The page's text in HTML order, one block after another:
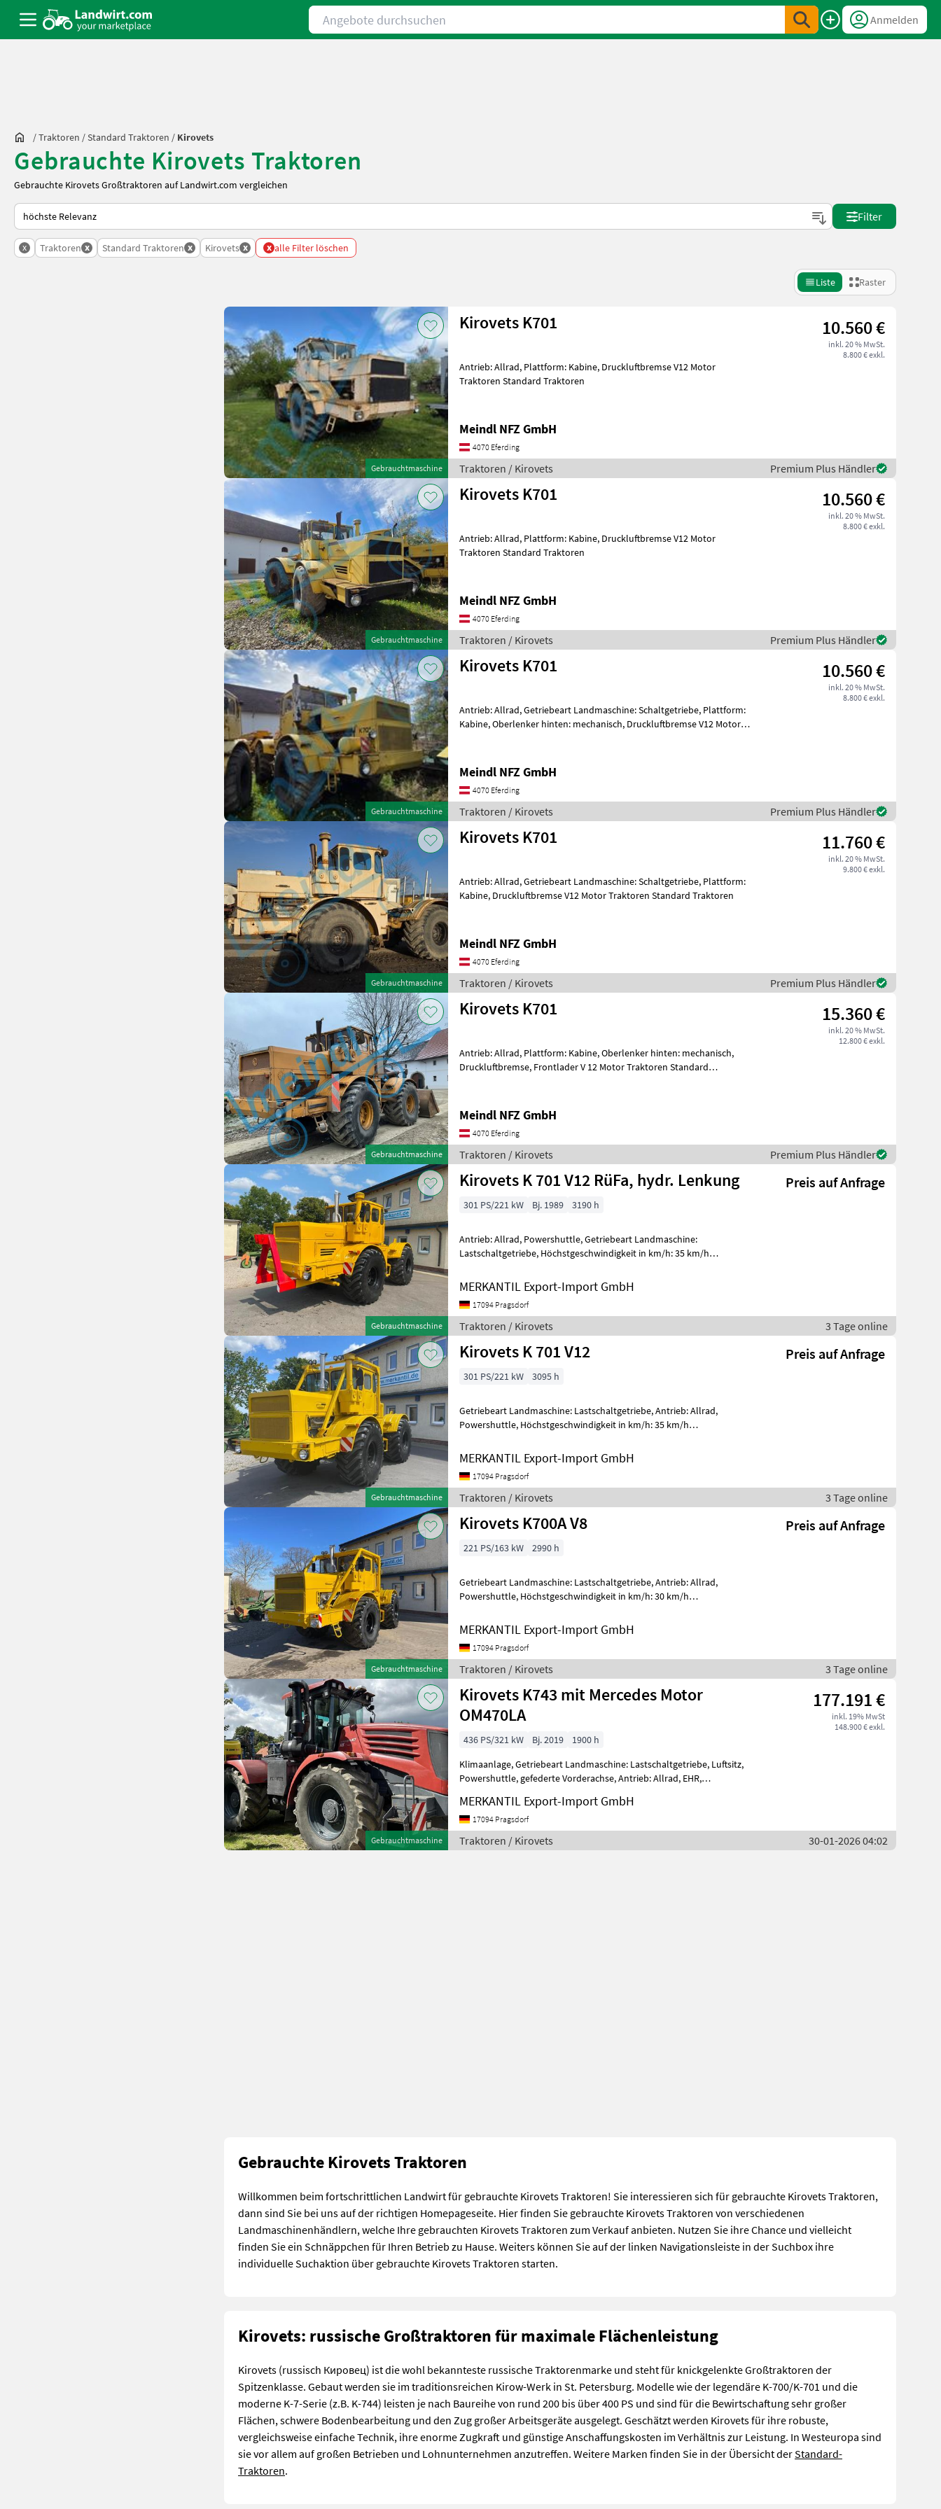
Angebote durchsuchen
Anmelden
/Traktoren /Standard Traktoren / Kirovets
Gebrauchte Kirovets Traktoren
Gebrauchte Kirovets Großtraktoren auf Landwirt.com vergleichen
So wird auf Landwirt.com sortiert
Filter
x Traktoren x Standard Traktoren x Kirovets x x alle Filter löschen
Liste Raster
Gebrauchtmaschine
Kirovets K701 10.560 €
inkl. 20 % MwSt.
8.800 € exkl.
Antrieb: Allrad, Plattform: Kabine, Druckluftbremse V12 Motor
Traktoren Standard Traktoren
Meindl NFZ GmbH
4070 Eferding
Traktoren / Kirovets Premium Plus Händler
Gebrauchtmaschine
Kirovets K701 10.560 €
inkl. 20 % MwSt.
8.800 € exkl.
Antrieb: Allrad, Plattform: Kabine, Druckluftbremse V12 Motor
Traktoren Standard Traktoren
Meindl NFZ GmbH
4070 Eferding
Traktoren / Kirovets Premium Plus Händler
Gebrauchtmaschine
Kirovets K701 10.560 €
inkl. 20 % MwSt.
8.800 € exkl.
Antrieb: Allrad, Getriebeart Landmaschine: Schaltgetriebe, Plattform:
Kabine, Oberlenker hinten: mechanisch, Druckluftbremse V12 Motor
Meindl NFZ GmbH
4070 Eferding
Traktoren / Kirovets Premium Plus Händler
Gebrauchtmaschine
Kirovets K701 11.760 €
inkl. 20 % MwSt.
9.800 € exkl.
Antrieb: Allrad, Getriebeart Landmaschine: Schaltgetriebe, Plattform:
Kabine, Druckluftbremse V12 Motor Traktoren Standard Traktoren
Meindl NFZ GmbH
4070 Eferding
Traktoren / Kirovets Premium Plus Händler
Gebrauchtmaschine
Kirovets K701 15.360 €
inkl. 20 % MwSt.
12.800 € exkl.
Antrieb: Allrad, Plattform: Kabine, Oberlenker hinten: mechanisch,
Druckluftbremse, Frontlader V 12 Motor Traktoren Standard
Meindl NFZ GmbH
4070 Eferding
Traktoren / Kirovets Premium Plus Händler
Gebrauchtmaschine
Kirovets K 701 V12 RüFa, hydr. Lenkung Preis auf Anfrage
301 PS/221 kW Bj. 1989 3190 h
Antrieb: Allrad, Powershuttle, Getriebeart Landmaschine:
Lastschaltgetriebe, Höchstgeschwindigkeit in km/h: 35 km/h
MERKANTIL Export-Import GmbH
17094 Pragsdorf
Traktoren / Kirovets 3 Tage online
Gebrauchtmaschine
Kirovets K 701 V12 Preis auf Anfrage
301 PS/221 kW 3095 h
Getriebeart Landmaschine: Lastschaltgetriebe, Antrieb: Allrad,
Powershuttle, Höchstgeschwindigkeit in km/h: 35 km/h
MERKANTIL Export-Import GmbH
17094 Pragsdorf
Traktoren / Kirovets 3 Tage online
Gebrauchtmaschine
Kirovets K700A V8 Preis auf Anfrage
221 PS/163 kW 2990 h
Getriebeart Landmaschine: Lastschaltgetriebe, Antrieb: Allrad,
Powershuttle, Höchstgeschwindigkeit in km/h: 30 km/h
MERKANTIL Export-Import GmbH
17094 Pragsdorf
Traktoren / Kirovets 3 Tage online
Gebrauchtmaschine
Kirovets K743 mit Mercedes Motor
OM470LA
177.191 €
inkl. 19% MwSt
148.900 € exkl.
436 PS/321 kW Bj. 2019
1900 h
Klimaanlage, Getriebeart Landmaschine: Lastschaltgetriebe, Luftsitz,
Powershuttle, gefederte Vorderachse, Antrieb: Allrad, EHR,
MERKANTIL Export-Import GmbH
17094 Pragsdorf
Traktoren / Kirovets 30-01-2026 04:02
Gebrauchte Kirovets Traktoren
Willkommen beim fortschrittlichen Landwirt für gebrauchte Kirovets Traktoren! Sie interessieren sich für gebrauchte Kirovets Traktoren,
dann sind Sie bei uns auf der richtigen Homepageseite. Hier finden Sie gebrauchte Kirovets Traktoren von verschiedenen
Landmaschinenhändlern, welche Ihre gebrauchten Kirovets Traktoren zum Verkauf anbieten. Nutzen Sie ihre Chance und vielleicht
finden Sie ein Schnäppchen für Ihren Betrieb zu Hause. Weiters können Sie auf der linken Navigationsleiste in der Suchbox ihre
individuelle Suchaktion über gebrauchte Kirovets Traktoren starten.
Kirovets: russische Großtraktoren für maximale Flächenleistung
Kirovets (russisch Кировец) ist die wohl bekannteste russische Traktorenmarke und steht für knickgelenkte Großtraktoren der
Spitzenklasse. Gebaut werden sie im traditionsreichen Kirow-Werk in St. Petersburg. Modelle wie der legendäre K-700/K-701 und die
moderne K-7-Serie (z.B. K-744) leisten je nach Baureihe von rund 200 bis über 400 PS und sind für die Bewirtschaftung sehr großer
Flächen, schwere Bodenbearbeitung und den Zug großer Arbeitsgeräte ausgelegt. Geschätzt werden Kirovets für ihre robuste,
vergleichsweise einfache Technik, ihre enorme Zugkraft und günstige Anschaffungskosten im Verhältnis zur Leistung. In Westeuropa sind
sie vor allem auf großen Betrieben und Lohnunternehmen anzutreffen. Weitere Marken finden Sie in der Übersicht derStandard-
Traktoren.